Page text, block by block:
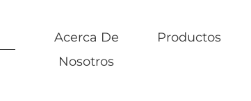
Acerca De
Nosotros
Productos